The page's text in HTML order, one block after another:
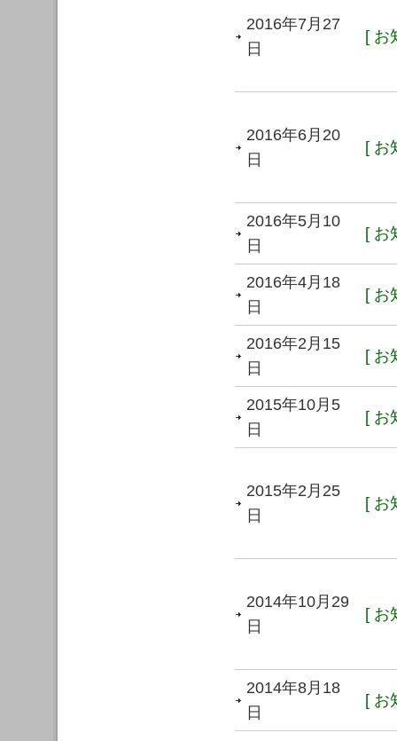
2016年7月27
日
[ お
2016年6月20
日
[ お
2016年5月10
日
[ お
2016年4月18
日
[ お
2016年2月15
日
[ お
2015年10月5
日
[ お
2015年2月25
日
[ お
2014年10月29
日
[ お
2014年8月18
日
[ お